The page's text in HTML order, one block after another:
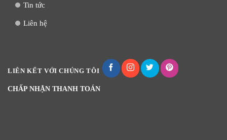
Tin tức
Liên hệ
LIÊN KẾT VỚI CHÚNG TÔI
CHẤP NHẬN THANH TOÁN